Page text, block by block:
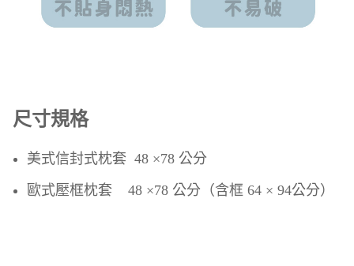
尺寸規格
美式信封式枕套 48 ×78 公分
歐式壓框枕套 48 ×78 公分（含框 64 × 94公分）